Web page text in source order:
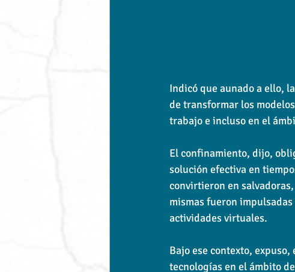
Indicó que aunado a ello,
de transformar los
trabajo e incluso en el
El confinamiento, dijo,
solución efectiva en
convirtieron en
mismas fueron
actividades virtuales.
Bajo ese contexto,
tecnologías en el ámbito